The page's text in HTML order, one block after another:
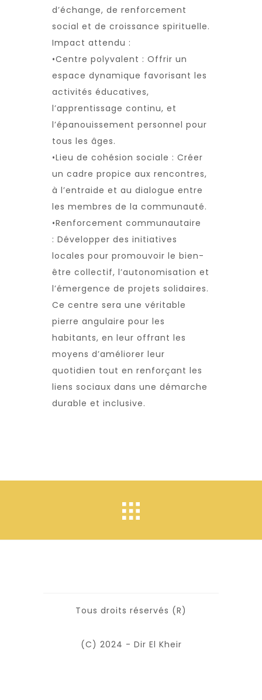
d’échange, de renforcement
social et de croissance spirituelle.
Impact attendu :
•Centre polyvalent : Offrir un
espace dynamique favorisant les
activités éducatives,
l’apprentissage continu, et
l’épanouissement personnel pour
tous les âges.
•Lieu de cohésion sociale : Créer
un cadre propice aux rencontres,
à l’entraide et au dialogue entre
les membres de la communauté.
•Renforcement communautaire
: Développer des initiatives
locales pour promouvoir le bien-
être collectif, l’autonomisation et
l’émergence de projets solidaires.
Ce centre sera une véritable
pierre angulaire pour les
habitants, en leur offrant les
moyens d’améliorer leur
quotidien tout en renforçant les
liens sociaux dans une démarche
durable et inclusive.
Tous droits réservés (R)
(C) 2024 - Dir El Kheir